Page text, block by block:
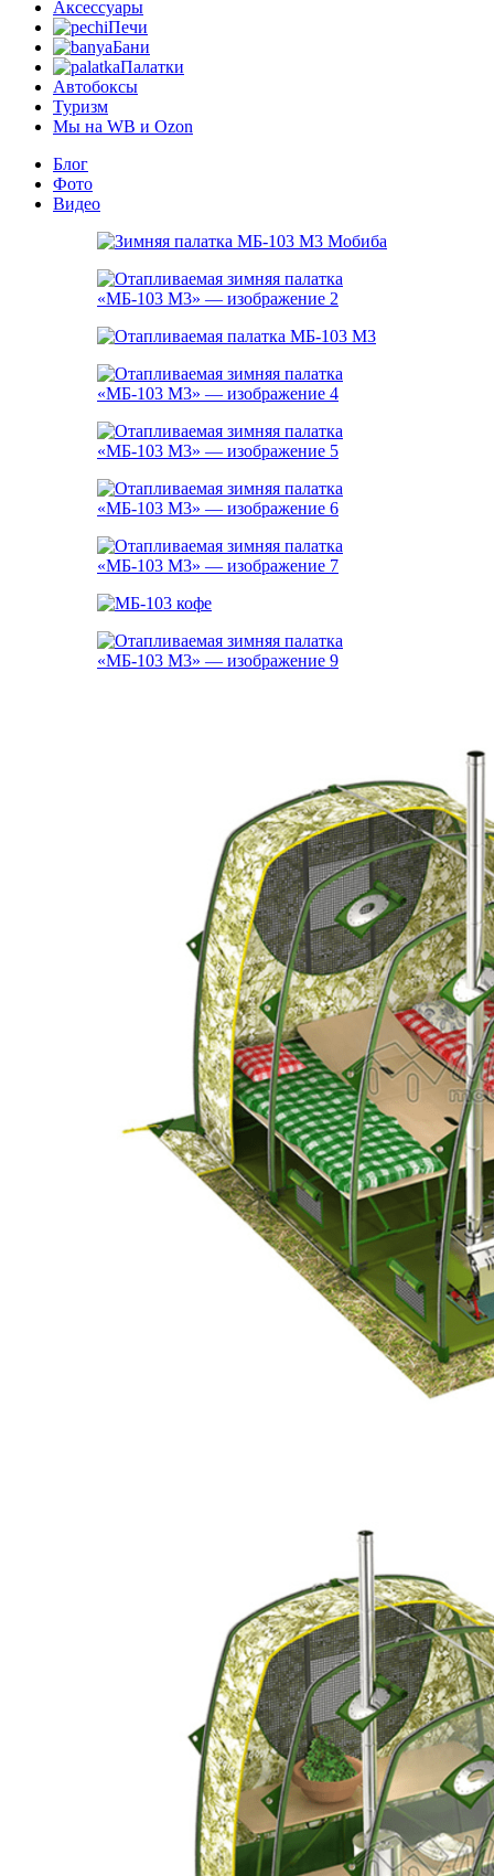
Аксессуары
Печи
Бани
Палатки
Автобоксы
Туризм
Мы на WB и Ozon
Блог
Фото
Видео